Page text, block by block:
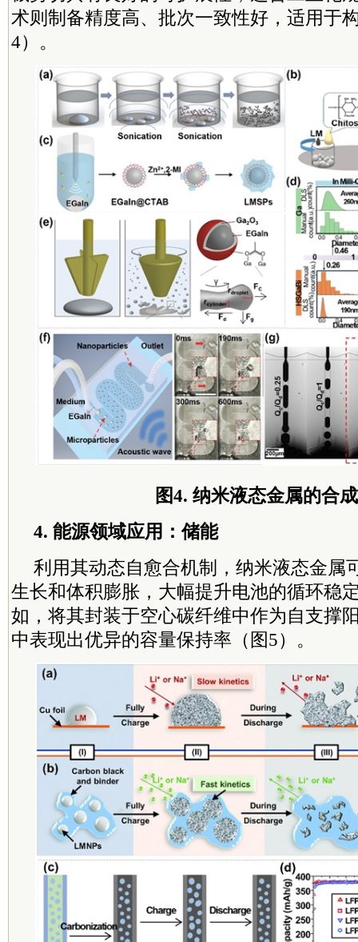
术则制备精度高、批次一致性好，适用于
4）。
图4. 纳米液态金属的合
4. 能源领域应用：储能
利用其动态自愈合机制，纳米液态金属
生长和体积膨胀，大幅提升电池的循环稳
如，将其封装于空心碳纤维中作为自支撑
中表现出优异的容量保持率（图5）。